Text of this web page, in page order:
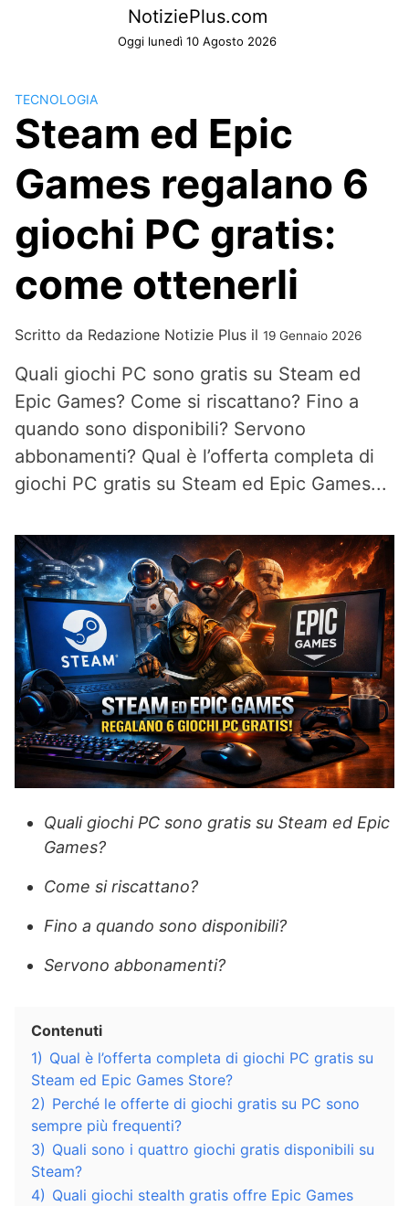
NotiziePlus.com
Oggi lunedì 10 Agosto 2026
TECNOLOGIA
Steam ed Epic
Games regalano 6
giochi PC gratis:
come ottenerli
Scritto da Redazione Notizie Plus il 19 Gennaio 2026
Quali giochi PC sono gratis su Steam ed
Epic Games? Come si riscattano? Fino a
quando sono disponibili? Servono
abbonamenti? Qual è l’offerta completa di
giochi PC gratis su Steam ed Epic Games...
Quali giochi PC sono gratis su Steam ed Epic
Games?
Come si riscattano?
Fino a quando sono disponibili?
Servono abbonamenti?
Contenuti
1) Qual è l’offerta completa di giochi PC gratis su
Steam ed Epic Games Store?
2) Perché le offerte di giochi gratis su PC sono
sempre più frequenti?
3) Quali sono i quattro giochi gratis disponibili su
Steam?
4) Quali giochi stealth gratis offre Epic Games